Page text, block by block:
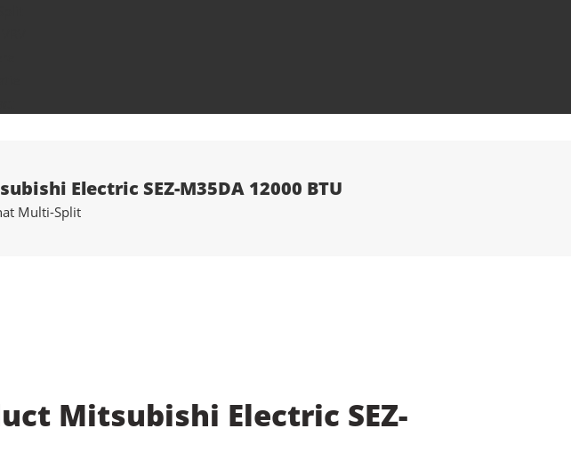
Electric SEZ-M35DA 12000 BTU
Multi-Split
Mitsubishi Electric SEZ-